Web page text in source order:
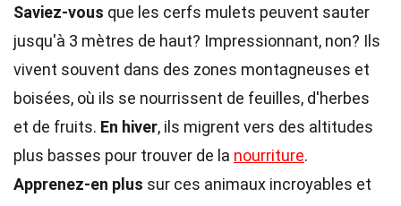
Saviez-vous que les cerfs mulets peuvent sauter
jusqu'à 3 mètres de haut? Impressionnant, non? Ils
vivent souvent dans des zones montagneuses et
boisées, où ils se nourrissent de feuilles, d'herbes
et de fruits. En hiver, ils migrent vers des altitudes
plus basses pour trouver de la nourriture.
Apprenez-en plus sur ces animaux incroyables et